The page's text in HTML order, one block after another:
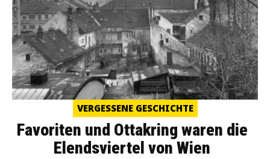
VERGESSENE GESCHICHTE
Favoriten und Ottakring waren die
Elendsviertel von Wien